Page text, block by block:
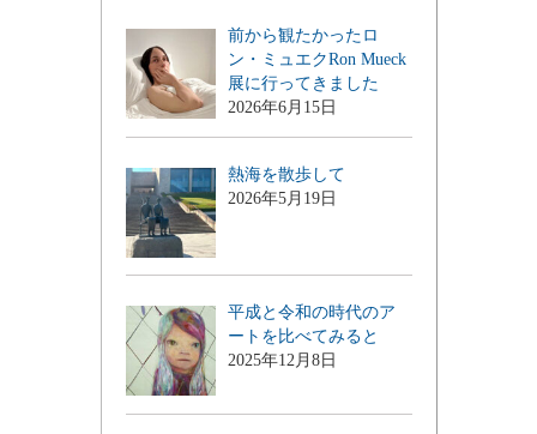
前から観たかったロ
ン・ミュエクRon Mueck
展に行ってきました
2026年6月15日
熱海を散歩して
2026年5月19日
平成と令和の時代のア
ートを比べてみると
2025年12月8日